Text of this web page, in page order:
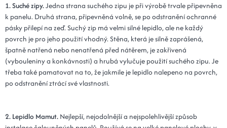
1. Suché zipy.Jedna strana suchého zipu je při výrobě trvale připevněna
k panelu. Druhá strana, připevněná volně, se po odstranění ochranné
pásky přilepí na zeď. Suchý zip má velmi silné lepidlo, ale ne každý
povrch je pro jeho použití vhodný. Stěna, která je silně zaprášená,
špatně natřená nebo nenatřená před nátěrem, je zakřivená
(vybouleniny a konkávnosti) a hrubá vylučuje použití suchého zipu. Je
třeba také pamatovat na to, že jakmile je lepidlo nalepeno na povrch,
po odstranění ztrácí své vlastnosti.
2. Lepidlo Mamut. Nejlepší, nejodolnější a nejspolehlivější způsob